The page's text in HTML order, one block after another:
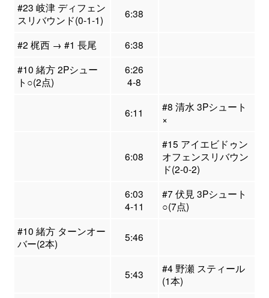
#23 岐津 ディフェン
スリバウンド(0-1-1)
6:38
#2 梶西 → #1 長尾
6:38
#10 緒方 2Pシュー
ト○(2点)
6:26
4-8
6:11
#8 清水 3Pシュート
×
6:08
#15 アイエビドゥン
オフェンスリバウン
ド(2-0-2)
6:03
4-11
#7 伏見 3Pシュート
○(7点)
#10 緒方 ターンオー
バー(2本)
5:46
5:43
#4 野瀬 スティール
(1本)